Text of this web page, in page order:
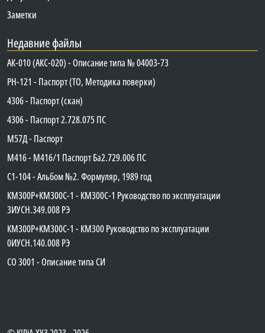
Заметки
Недавние файлы
АК-010 (АКС-020) - Описание типа № 04003-73
PH-121 - Паспорт (ТО, Методика поверки)
4306 - Паспорт (скан)
4306 - Паспорт 2.728.075 ПС
М57Д - Паспорт
М416 - М416/1 Паспорт Ба2.729.006 ПС
C1-104 - Альбом №2. Формуляр, 1989 год
КМ300Р+КМ300С-1 - КМ300C-1 Руководство по эксплуатации
3ИУСН.349.008 РЭ
КМ300Р+КМ300С-1 - КМ300 Руководство по эксплуатации
0ИУСН.140.008 РЭ
СО 3001 - Описание типа СИ